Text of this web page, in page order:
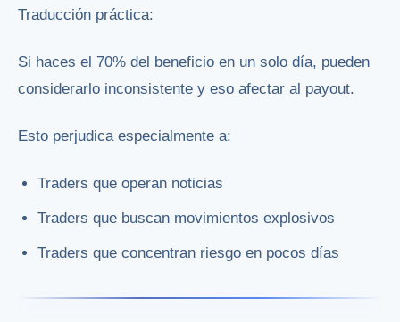
Traducción práctica:
Si haces el 70% del beneficio en un solo día, pueden
considerarlo inconsistente y eso afectar al payout.
Esto perjudica especialmente a:
Traders que operan noticias
Traders que buscan movimientos explosivos
Traders que concentran riesgo en pocos días